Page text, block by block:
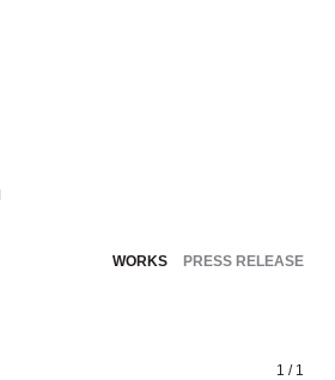
WORKS
PRESS RELEASE
1 / 1